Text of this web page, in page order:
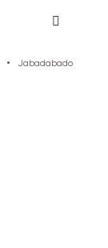
Jabadabado